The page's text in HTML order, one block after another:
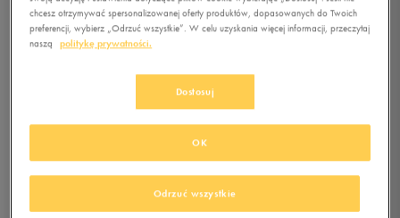
0.0 (0)
29,99zł z Vat
Wybierz rozmiar
chcesz otrzymywać spersonalizowanej oferty produktów, dopasowanych do Twoich
preferencji, wybierz „Odrzuć wszystkie”. W celu uzyskania więcej informacji, przeczytaj
naszą
politykę prywatności.
Dostosuj
Odrzuć wszystkie
OK